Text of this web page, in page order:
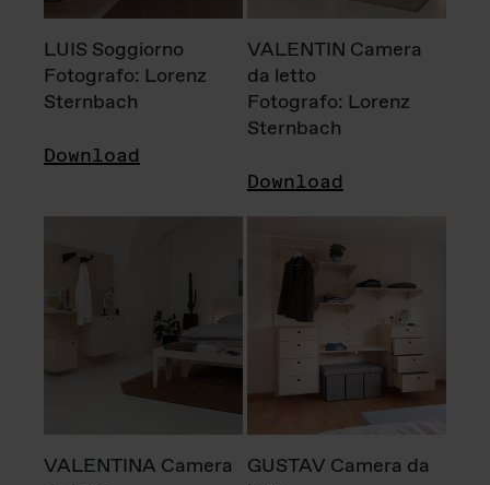
LUIS Soggiorno
Fotografo: Lorenz
Sternbach
Download
VALENTIN Camera
da letto
Fotografo: Lorenz
Sternbach
Download
VALENTINA Camera
GUSTAV Camera da